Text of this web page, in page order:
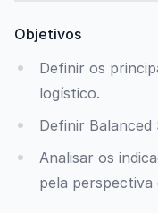
Objetivos
Definir os
logístico.
Definir Balanced
Analisar os
pela perspectiva